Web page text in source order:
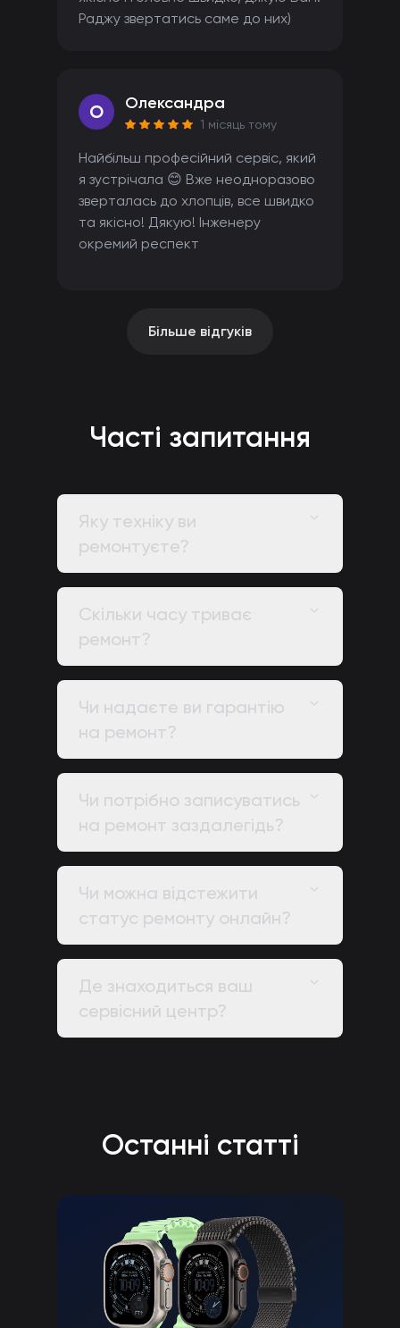
Раджу звертатись саме до них)
O Олександра
1 місяць тому
Найбільш професійний сервіс, який
я зустрічала 😊 Вже неодноразово
зверталась до хлопців, все швидко
та якісно! Дякую! Інженеру
окремий респект
Більше відгуків
Часті запитання
Яку техніку ви
ремонтуєте?
Скільки часу триває
ремонт?
Чи надаєте ви гарантію
на ремонт?
Чи потрібно записуватись
на ремонт заздалегідь?
Чи можна відстежити
статус ремонту онлайн?
Де знаходиться ваш
сервісний центр?
Останні статті